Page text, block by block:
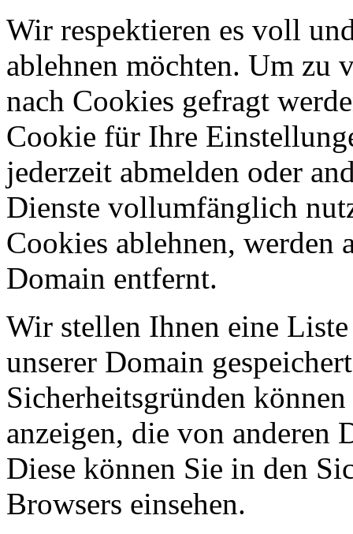
Wir respektieren es voll
ablehnen möchten. Um zu
nach Cookies gefragt
Cookie für Ihre
jederzeit abmelden oder
Dienste vollumfänglich
Cookies ablehnen, werden
Domain entfernt.
Wir stellen Ihnen eine
unserer Domain
Sicherheitsgründen
anzeigen, die von anderen
Diese können Sie in den
Browsers einsehen.